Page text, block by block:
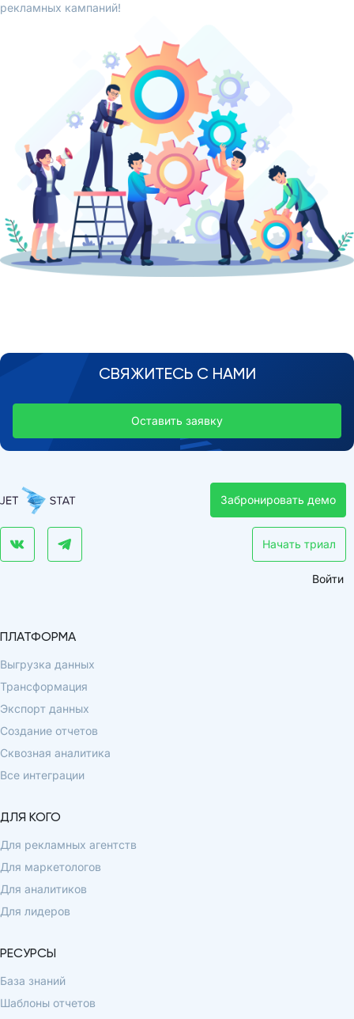
рекламных кампаний!
СВЯЖИТЕСЬ С НАМИ
Оставить заявку
Забронировать демо
Начать триал
Войти
ПЛАТФОРМА
Выгрузка данных
Трансформация
Экспорт данных
Создание отчетов
Сквозная аналитика
Все интеграции
ДЛЯ КОГО
Для рекламных агентств
Для маркетологов
Для аналитиков
Для лидеров
РЕСУРСЫ
База знаний
Шаблоны отчетов